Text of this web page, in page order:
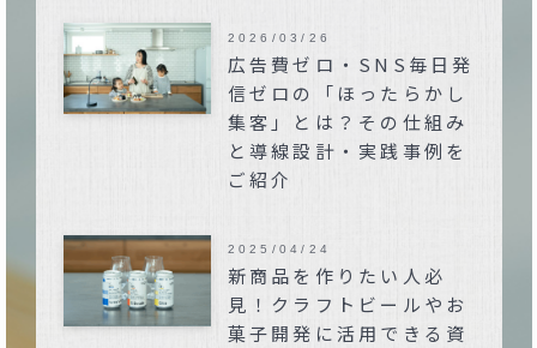
広告費ゼロ・SNS毎日発
信ゼロの「ほったらかし
集客」とは？その仕組み
と導線設計・実践事例を
ご紹介
2026/03/26
新商品を作りたい人必
見！クラフトビールやお
菓子開発に活用できる資
2025/04/24